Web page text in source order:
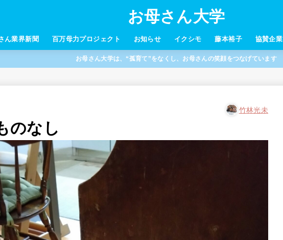
お母さん大学
ん業界新聞 百万母力プロジェクト お知らせ イクシモ 藤本裕子 協賛企業
お母さん大学は、“孤育て”をなくし、お母さんの笑顔をつなげています
竹林光未
のなし